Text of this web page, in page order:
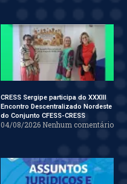
CRESS Sergipe participa do XXXIII
Encontro Descentralizado Nordeste
do Conjunto CFESS-CRESS
04/08/2026 Nenhum comentário